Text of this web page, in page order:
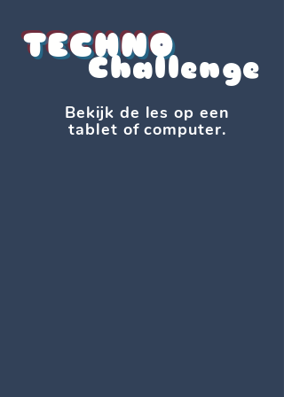
TECHNO
Challenge
Bekijk de les op een
tablet of computer.